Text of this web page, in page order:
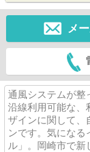
メ
通風システムが整
沿線利用可能な、
ザインに関して、
ンです。気になる
ル」。岡崎市で新